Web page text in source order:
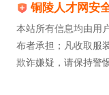
铜陵人才网安
本站所有信息均由用
布者承担；凡收取服
欺诈嫌疑，请保持警